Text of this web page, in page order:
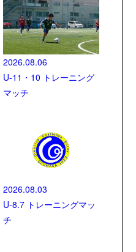
2026.08.06
U-11・10 トレーニング
マッチ
2026.08.03
U-8.7 トレーニングマッ
チ